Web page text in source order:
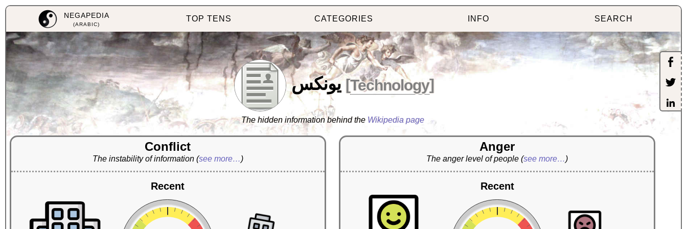
NEGAPEDIA
(ARABIC)
TOP TENS CATEGORIES INFO SEARCH
يونكس [Technology]
The hidden information behind the Wikipedia page
Conflict
The instability of information (see more…)
Recent
Anger
The anger level of people(see more…)
Recent